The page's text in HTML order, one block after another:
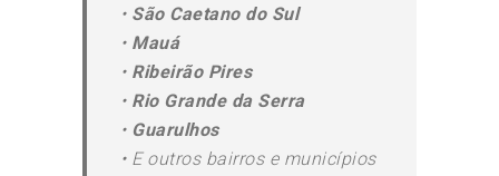
• São Caetano do Sul
• Mauá
• Ribeirão Pires
• Rio Grande da Serra
• Guarulhos
• E outros bairros e municípios